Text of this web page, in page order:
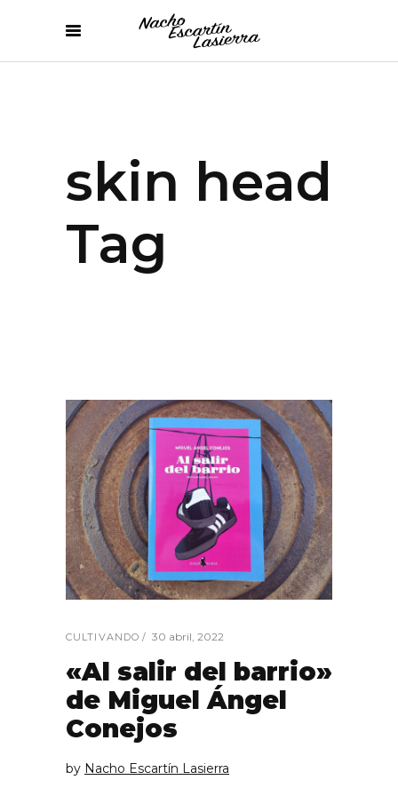
skin head
Tag
CULTIVANDO 30 abril, 2022
«Al salir del barrio»
de Miguel Ángel
Conejos
by Nacho Escartín Lasierra